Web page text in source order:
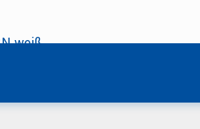
Entscheidungen